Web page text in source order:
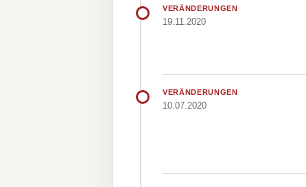
VERÄNDERUNGEN
19.11.2020
VERÄNDERUNGEN
10.07.2020